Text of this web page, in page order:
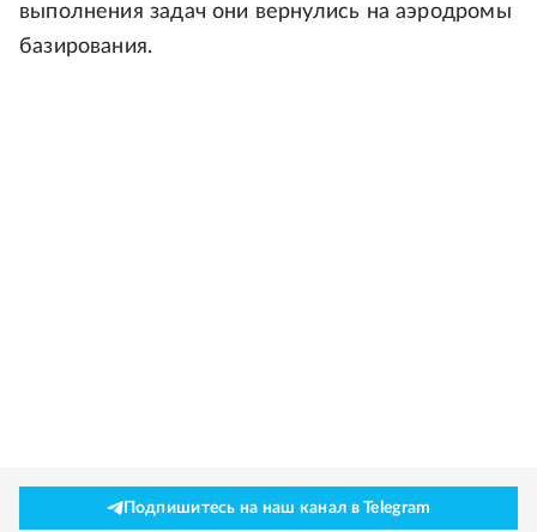
выполнения задач они вернулись на аэродромы
базирования.
Подпишитесь на наш канал в Telegram